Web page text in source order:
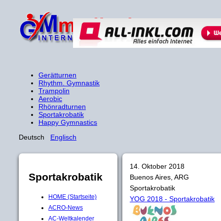
Gerätturnen
Rhythm. Gymnastik
Trampolin
Aerobic
Rhönradturnen
Sportakrobatik
Happy Gymnastics
Deutsch Englisch
Sportakrobatik
HOME (Startseite)
ACRO-News
AC-Weltkalender
14. Oktober 2018
Buenos Aires, ARG
Sportakrobatik
YOG 2018 - Sportakrobatik